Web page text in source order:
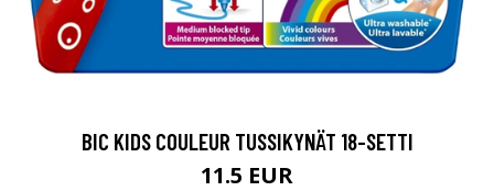
BIC KIDS COULEUR TUSSIKYNÄT 18-SETTI
11.5 EUR